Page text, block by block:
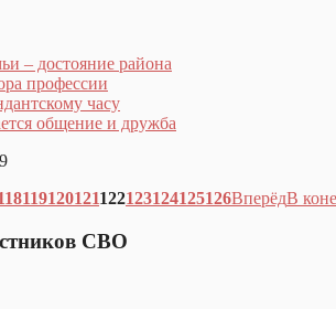
– достояние района
профессии
часу
общение и дружба
119120121122123124125126ВперёдВ
СВО